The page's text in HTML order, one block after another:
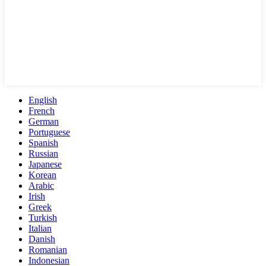
English
French
German
Portuguese
Spanish
Russian
Japanese
Korean
Arabic
Irish
Greek
Turkish
Italian
Danish
Romanian
Indonesian